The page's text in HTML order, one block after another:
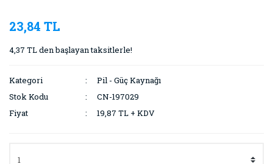
23,84 TL
4,37 TL den başlayan taksitlerle!
Kategori
Pil - Güç Kaynağı
Stok Kodu
CN-197029
Fiyat
19,87 TL + KDV